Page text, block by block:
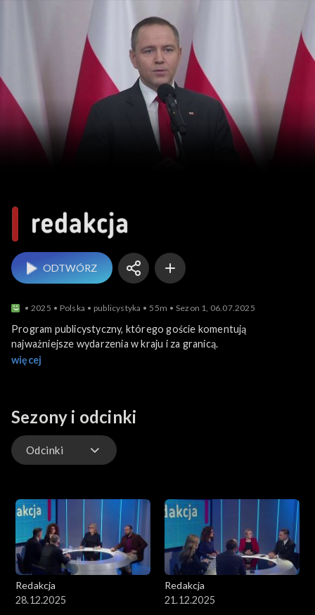
ODTWÓRZ
2025 Polska publicystyka 55m Sezon 1, 06.07.2025
Program publicystyczny, którego goście komentują
najważniejsze wydarzenia w kraju i za granicą.
więcej
Sezony i odcinki
Odcinki
Redakcja
28.12.2025
Redakcja
21.12.2025